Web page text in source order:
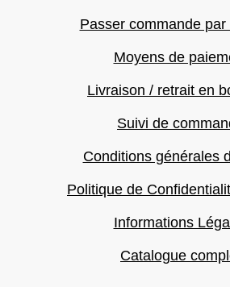
Passer commande par
Moyens de
Livraison / retrait en
Suivi de
Conditions générales
Politique de
Informations
Catalogue